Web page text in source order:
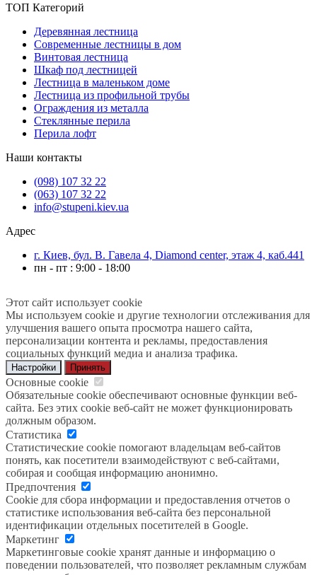
ТОП Категорий
Деревянная лестница
Современные лестницы в дом
Винтовая лестница
Шкаф под лестницей
Лестница в маленьком доме
Лестница из профильной трубы
Ограждения из металла
Стеклянные перила
Перила лофт
Наши контакты
(098) 107 32 22
(063) 107 32 22
info@stupeni.kiev.ua
Адрес
г. Киев, бул. В. Гавела 4, Diamond center, этаж 4, каб.441
пн - пт : 9:00 - 18:00
Этот сайт использует cookie
Мы используем cookie и другие технологии отслеживания для
улучшения вашего опыта просмотра нашего сайта,
персонализации контента и рекламы, предоставления
социальных функций медиа и анализа трафика.
Настройки Принять
Основные cookie
Обязательные cookie обеспечивают основные функции веб-
сайта. Без этих cookie веб-сайт не может функционировать
должным образом.
Статистика
Статистические cookie помогают владельцам веб-сайтов
понять, как посетители взаимодействуют с веб-сайтами,
собирая и сообщая информацию анонимно.
Предпочтения
Cookie для сбора информации и предоставления отчетов о
статистике использования веб-сайта без персональной
идентификации отдельных посетителей в Google.
Маркетинг
Маркетинговые cookie хранят данные и информацию о
поведении пользователей, что позволяет рекламным службам